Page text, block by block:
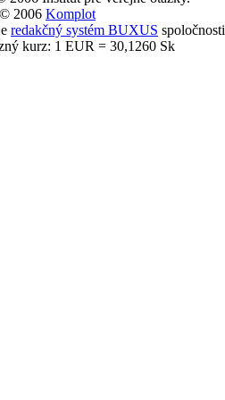
2006 Komplot
redakčný systém BUXUS
kurz: 1 EUR = 30,1260 Sk